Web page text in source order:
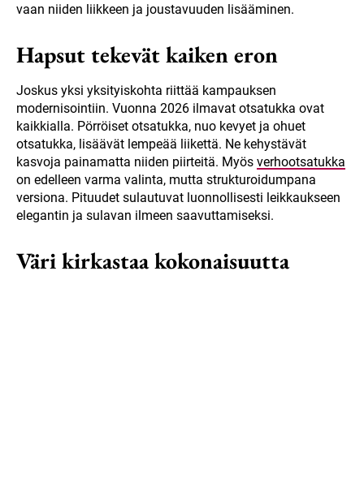
vaan niiden liikkeen ja joustavuuden lisääminen.
Hapsut tekevät kaiken eron
Joskus yksi yksityiskohta riittää kampauksen
modernisointiin. Vuonna 2026 ilmavat otsatukka ovat
kaikkialla. Pörröiset otsatukka, nuo kevyet ja ohuet
otsatukka, lisäävät lempeää liikettä. Ne kehystävät
kasvoja painamatta niiden piirteitä. Myös verhootsatukka
on edelleen varma valinta, mutta strukturoidumpana
versiona. Pituudet sulautuvat luonnollisesti leikkaukseen
elegantin ja sulavan ilmeen saavuttamiseksi.
Väri kirkastaa kokonaisuutta